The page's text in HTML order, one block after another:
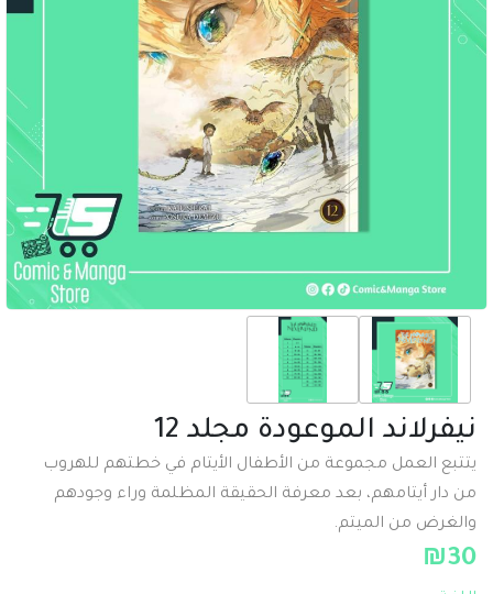
نيفرلاند الموعودة مجلد 12
يتتبع العمل مجموعة من الأطفال الأيتام في خطتهم للهروب
من دار أيتامهم، بعد معرفة الحقيقة المظلمة وراء وجودهم
والغرض من الميتم.
₪30